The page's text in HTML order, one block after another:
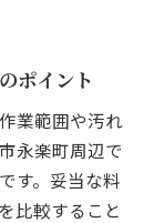
ポイント
業範囲や汚れ
永楽町周辺で
す。妥当な料
比較すること